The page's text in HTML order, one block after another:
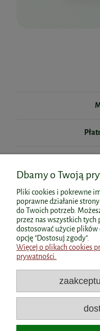
BICAPS C
Dbamy o Twoją
Pliki cookies i pokrewne
poprawne działanie
do Twoich potrzeb.
przez nas wszystkich
dostosować użycie
opcję "Dostosuj zgody".
Więcej o plikach cookies
prywatności.